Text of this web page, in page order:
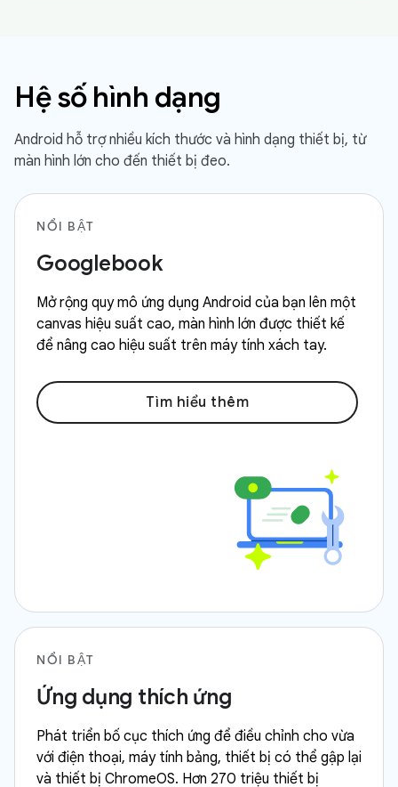
Hệ số hình dạng
Android hỗ trợ nhiều kích thước và hình dạng thiết bị, từ
màn hình lớn cho đến thiết bị đeo.
NỔI BẬT
Googlebook
Mở rộng quy mô ứng dụng Android của bạn lên một
canvas hiệu suất cao, màn hình lớn được thiết kế
để nâng cao hiệu suất trên máy tính xách tay.
Tìm hiểu thêm
NỔI BẬT
Ứng dụng thích ứng
Phát triển bố cục thích ứng để điều chỉnh cho vừa
với điện thoại, máy tính bảng, thiết bị có thể gập lại
và thiết bị ChromeOS. Hơn 270 triệu thiết bị